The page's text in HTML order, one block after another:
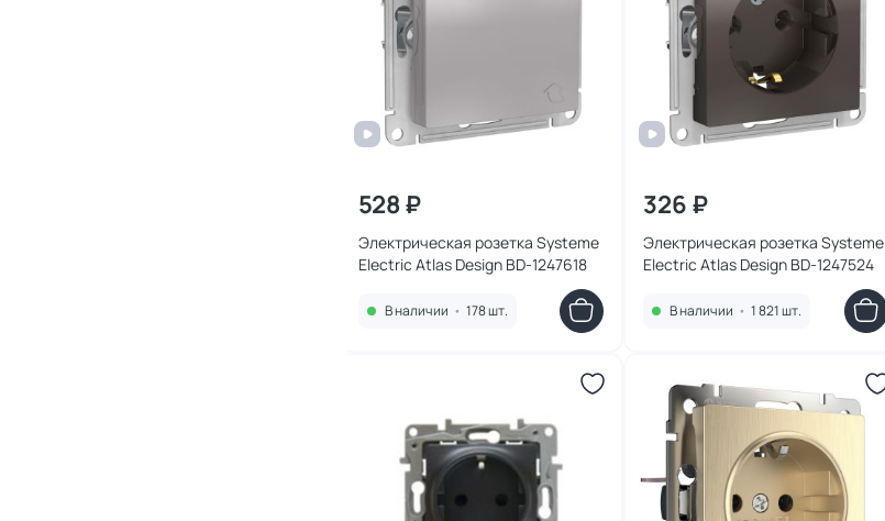
528 ₽
Электрическая розетка Systeme
Electric Atlas Design BD-1247618
В наличии • 178 шт.
326 ₽
Электрическая розетка Systeme
Electric Atlas Design BD-1247524
В наличии • 1 821 шт.